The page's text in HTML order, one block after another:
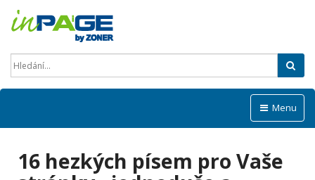
Menu
16 hezkých písem pro Vaše